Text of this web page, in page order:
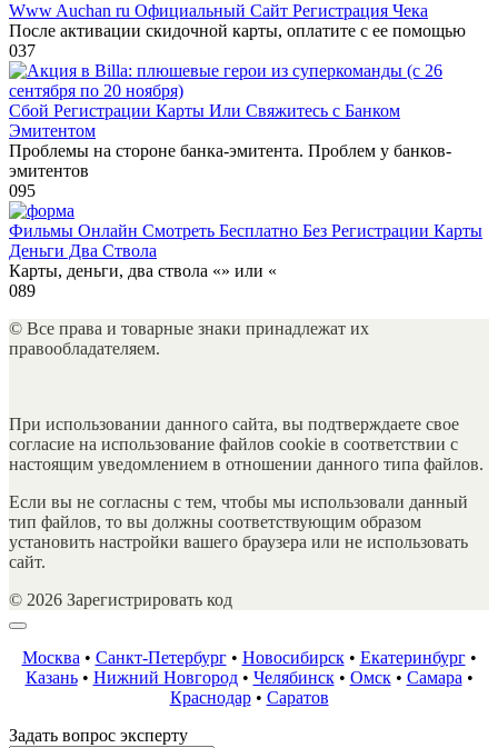
Www Auchan ru Официальный Сайт Регистрация Чека
После активации скидочной карты, оплатите с ее помощью
037
Сбой Регистрации Карты Или Свяжитесь с Банком
Эмитентом
Проблемы на стороне банка-эмитента. Проблем у банков-
эмитентов
095
Фильмы Онлайн Смотреть Бесплатно Без Регистрации Карты
Деньги Два Ствола
Карты, деньги, два ствола «» или «
089
© Все права и товарные знаки принадлежат их
правообладателяем.
При использовании данного сайта, вы подтверждаете свое
согласие на использование файлов cookie в соответствии с
настоящим уведомлением в отношении данного типа файлов.
Если вы не согласны с тем, чтобы мы использовали данный
тип файлов, то вы должны соответствующим образом
установить настройки вашего браузера или не использовать
сайт.
© 2026 Зарегистрировать код
Москва • Санкт-Петербург• Новосибирск• Екатеринбург•
Казань• Нижний Новгород• Челябинск• Омск• Самара •
Краснодар• Саратов
Задать вопрос эксперту